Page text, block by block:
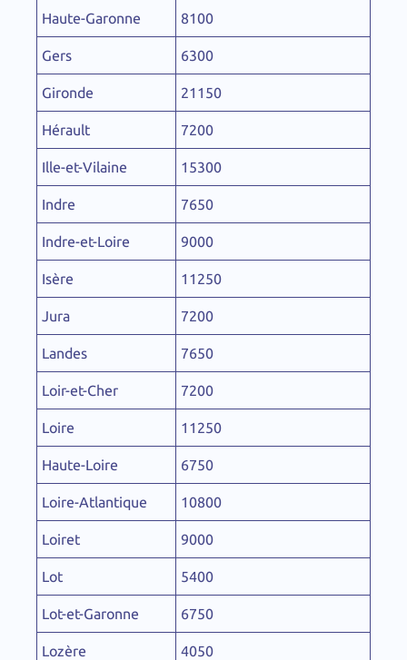
Haute-Garonne 8100
Gers 6300
Gironde 21150
Hérault 7200
Ille-et-Vilaine 15300
Indre 7650
Indre-et-Loire 9000
Isère 11250
Jura 7200
Landes 7650
Loir-et-Cher 7200
Loire 11250
Haute-Loire 6750
Loire-Atlantique 10800
Loiret 9000
Lot 5400
Lot-et-Garonne 6750
Lozère 4050